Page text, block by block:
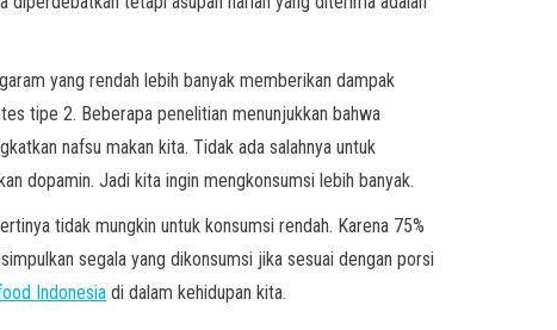
yang rendah lebih banyak memberikan dampak
tipe 2. Beberapa penelitian menunjukkan bahwa
nafsu makan kita. Tidak ada salahnya untuk
dopamin. Jadi kita ingin mengkonsumsi lebih banyak.
tidak mungkin untuk konsumsi rendah. Karena 75%
segala yang dikonsumsi jika sesuai dengan porsi
Indonesia di dalam kehidupan kita.